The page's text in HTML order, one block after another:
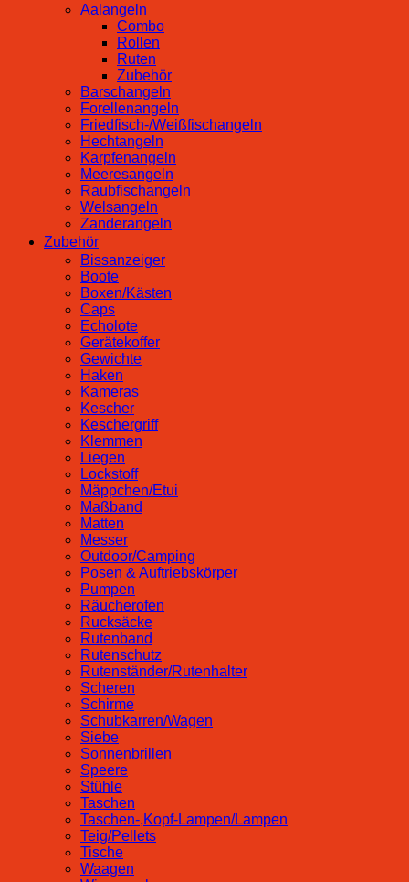
Aalangeln
Combo
Rollen
Ruten
Zubehör
Barschangeln
Forellenangeln
Friedfisch-/Weißfischangeln
Hechtangeln
Karpfenangeln
Meeresangeln
Raubfischangeln
Welsangeln
Zanderangeln
Zubehör
Bissanzeiger
Boote
Boxen/Kästen
Caps
Echolote
Gerätekoffer
Gewichte
Haken
Kameras
Kescher
Keschergriff
Klemmen
Liegen
Lockstoff
Mäppchen/Etui
Maßband
Matten
Messer
Outdoor/Camping
Posen & Auftriebskörper
Pumpen
Räucherofen
Rucksäcke
Rutenband
Rutenschutz
Rutenständer/Rutenhalter
Scheren
Schirme
Schubkarren/Wagen
Siebe
Sonnenbrillen
Speere
Stühle
Taschen
Taschen-,Kopf-Lampen/Lampen
Teig/Pellets
Tische
Waagen